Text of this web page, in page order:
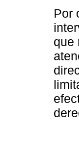
Por
que